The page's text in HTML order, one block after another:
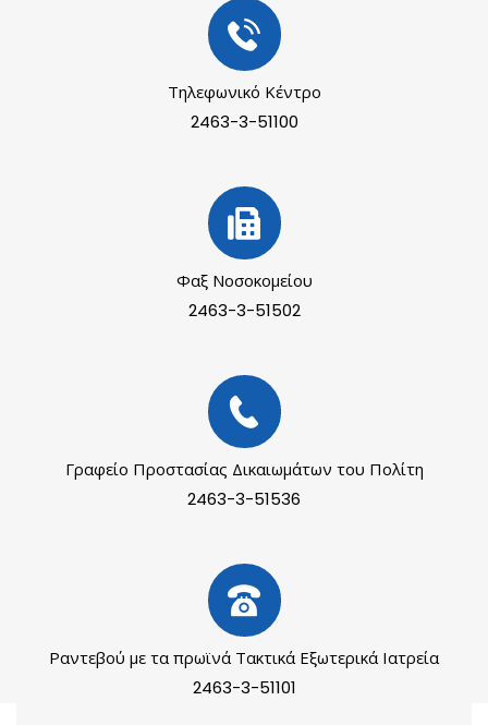
Τηλεφωνικό Κέντρο
2463-3-51100
Φαξ Νοσοκομείου
2463-3-51502
Γραφείο Προστασίας Δικαιωμάτων του Πολίτη
2463-3-51536
Ραντεβού με τα πρωϊνά Τακτικά Εξωτερικά Ιατρεία
2463-3-51101